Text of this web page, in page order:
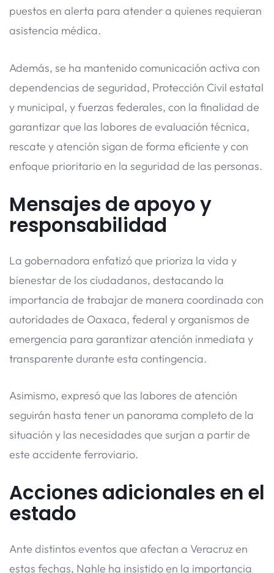
puestos en alerta para atender a quienes requieran
asistencia médica.
Además, se ha mantenido comunicación activa con
dependencias de seguridad, Protección Civil estatal
y municipal, y fuerzas federales, con la finalidad de
garantizar que las labores de evaluación técnica,
rescate y atención sigan de forma eficiente y con
enfoque prioritario en la seguridad de las personas.
Mensajes de apoyo y
responsabilidad
La gobernadora enfatizó que prioriza la vida y
bienestar de los ciudadanos, destacando la
importancia de trabajar de manera coordinada con
autoridades de Oaxaca, federal y organismos de
emergencia para garantizar atención inmediata y
transparente durante esta contingencia.
Asimismo, expresó que las labores de atención
seguirán hasta tener un panorama completo de la
situación y las necesidades que surjan a partir de
este accidente ferroviario.
Acciones adicionales en el
estado
Ante distintos eventos que afectan a Veracruz en
estas fechas, Nahle ha insistido en la importancia